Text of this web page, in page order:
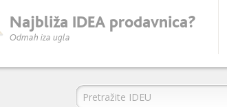
Najbliža IDEAprodavnica?
Odmah iza ugla
Idea